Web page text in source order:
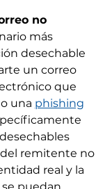
no
más
desechable
un correo
que
una phishing
remitente no
real y la